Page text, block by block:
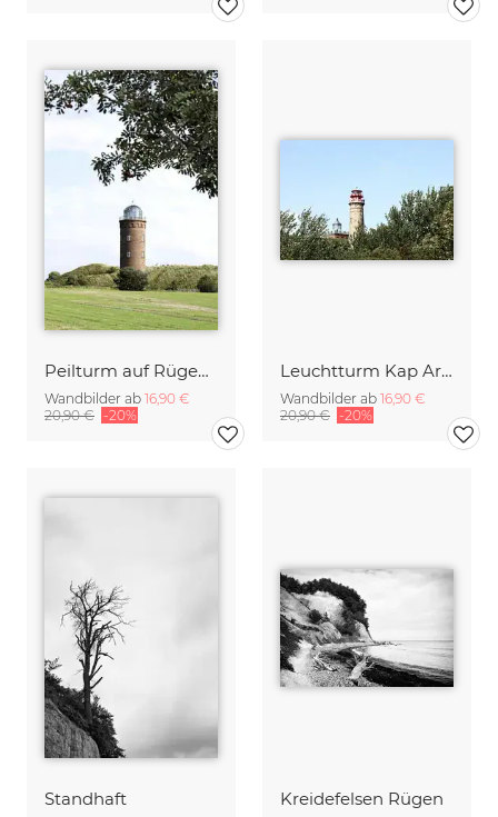
Peilturm auf Rügen Kap Arkona
Wandbilder ab 16,90 €
20,90 € -20%
Leuchtturm Kap Arkona Rügen
Wandbilder ab 16,90 €
20,90 € -20%
Standhaft Kreidefelsen Rügen